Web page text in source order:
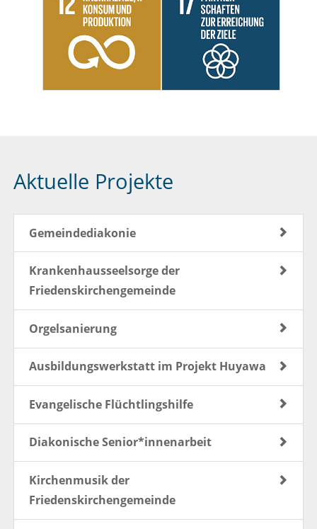
Aktuelle Projekte
Gemeindediakonie
Krankenhausseelsorge der
Friedenskirchengemeinde
Orgelsanierung
Ausbildungswerkstatt im Projekt Huyawa
Evangelische Flüchtlingshilfe
Diakonische Senior*innenarbeit
Kirchenmusik der
Friedenskirchengemeinde